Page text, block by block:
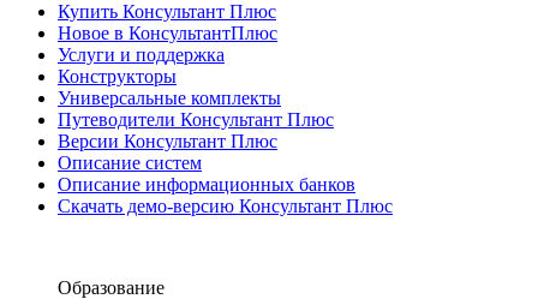
Купить Консультант Плюс
Новое в КонсультантПлюс
Услуги и поддержка
Конструкторы
Универсальные комплекты
Путеводители Консультант Плюс
Версии Консультант Плюс
Описание систем
Описание информационных банков
Скачать демо-версию Консультант Плюс
Образование